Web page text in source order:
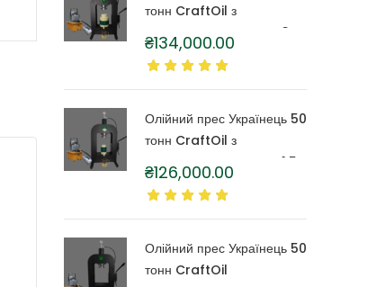
тонн CraftOil з
капролоновою бочкою 3
літри
₴134,000.00
Олійний прес Українець 50
тонн CraftOil з
капролоновою бочкою 1,5
літра
₴126,000.00
Олійний прес Українець 50
тонн CraftOil